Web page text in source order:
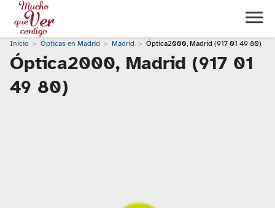
Inicio Ópticas en Madrid Madrid Óptica2000, Madrid (917 01 49 80)
Óptica2000, Madrid (917 01
49 80)